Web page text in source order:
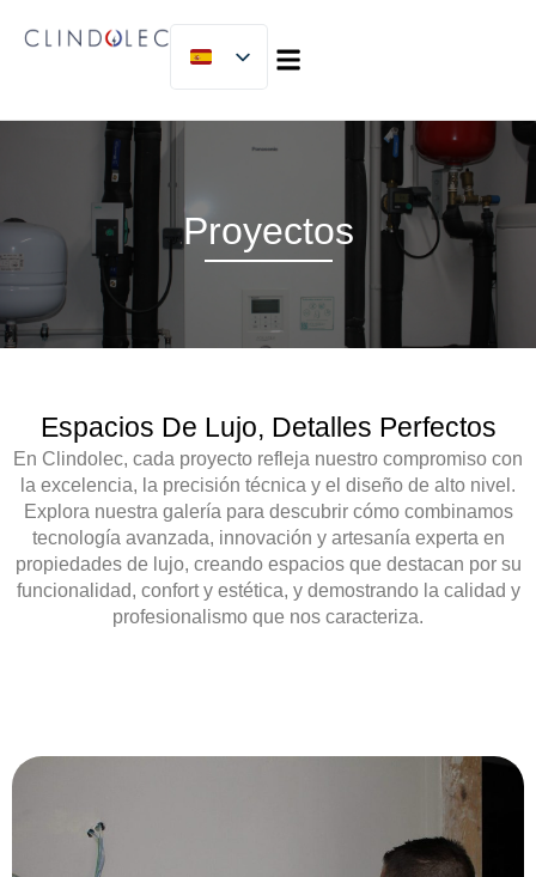
Proyectos
Espacios De Lujo, Detalles Perfectos
En Clindolec, cada proyecto refleja nuestro compromiso con
la excelencia, la precisión técnica y el diseño de alto nivel .
Explora nuestra galería para descubrir cómo combinamos
tecnología avanzada, innovación y artesanía experta en
propiedades de lujo, creando espacios que destacan por su
funcionalidad, confort y estética, y demostrando la calidad y
profesionalismo que nos caracteriza.